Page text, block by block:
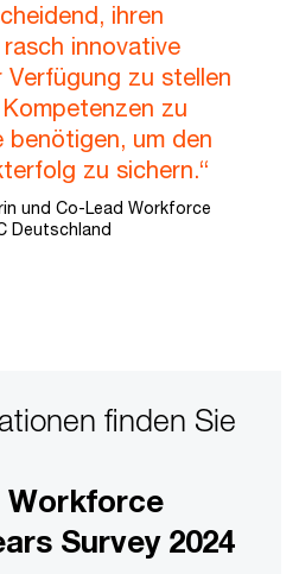
ihren
innovative
zu stellen
zu
benötigen, um den
zu sichern.“
und Co-Lead Workforce
Deutschland
finden Sie
Workforce
Survey 2024